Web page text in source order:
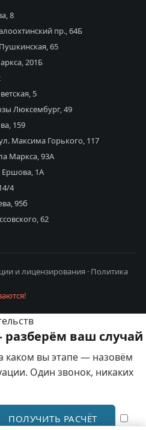
8
пр., 64Б
65
201Б
5
Люксембург, 49
159
Максима Горького, 117
Маркса, 93А
Ершова, 1А
4
95б
62
и лицензирования · Политика
ваш случай
каком вы этапе — назовём
Один звонок, никаких
ПОЛУЧИТЬ РАСЧЁТ